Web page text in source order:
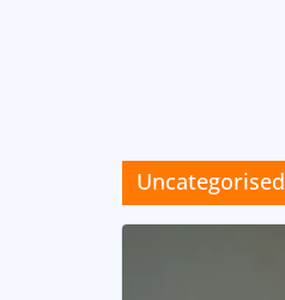
Uncategorised